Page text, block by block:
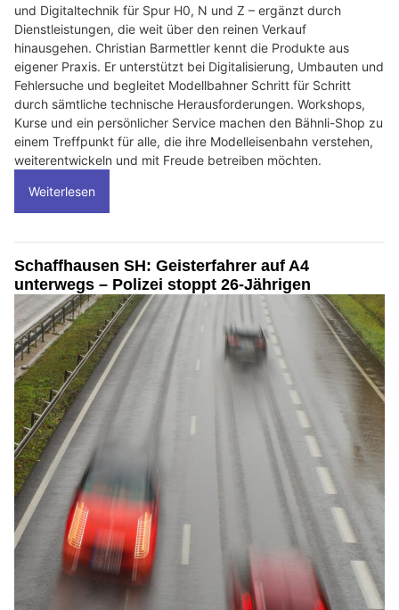
und Digitaltechnik für Spur H0, N und Z – ergänzt durch
Dienstleistungen, die weit über den reinen Verkauf
hinausgehen. Christian Barmettler kennt die Produkte aus
eigener Praxis. Er unterstützt bei Digitalisierung, Umbauten und
Fehlersuche und begleitet Modellbahner Schritt für Schritt
durch sämtliche technische Herausforderungen. Workshops,
Kurse und ein persönlicher Service machen den Bähnli-Shop zu
einem Treffpunkt für alle, die ihre Modelleisenbahn verstehen,
weiterentwickeln und mit Freude betreiben möchten.
Weiterlesen
Schaffhausen SH: Geisterfahrer auf A4
unterwegs – Polizei stoppt 26-Jährigen